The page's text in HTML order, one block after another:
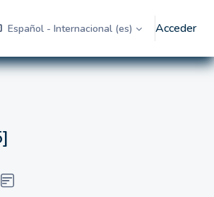
Español - Internacional ‎(es)‎ Acceder